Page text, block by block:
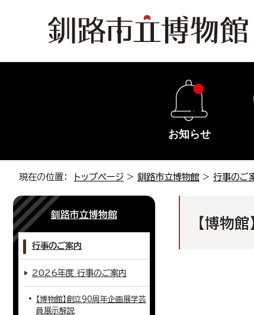
お知らせ
現在の位置： トップページ > 釧路市立博物館 > 行事のご
【博物
釧路市立博物館
行事のご案内
2026年度 行事のご案内
【博物館】創立90周年企画展学芸
員展示解説